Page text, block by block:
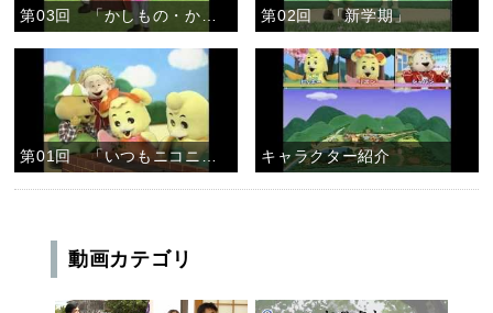
第02回 「新学期」
第01回 「いつもニコニコ」 キャラクター紹介
動画カテゴリ